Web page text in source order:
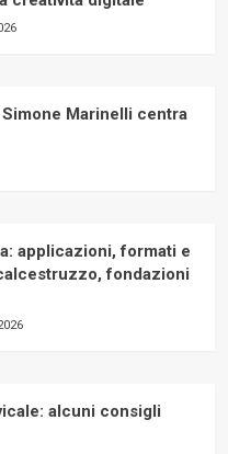
Simone Marinelli centra
applicazioni, formati e
fondazioni
alcuni consigli